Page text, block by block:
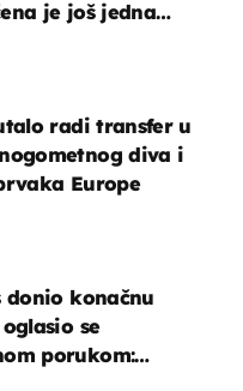
je još jedna
radi transfer u
diva i
Europe
donio konačnu
se
porukom: